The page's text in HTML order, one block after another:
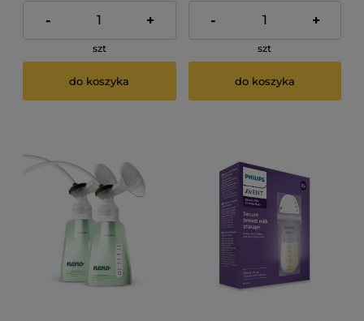
- +
szt
do koszyka
- +
szt
do koszyka